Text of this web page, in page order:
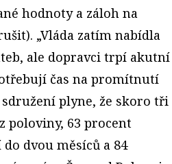
hodnoty a záloh na
„Vláda zatím nabídla
ale dopravci trpí akutní
čas na promítnutí
plyne, že skoro tři
poloviny, 63 procent
dvou měsíců a 84